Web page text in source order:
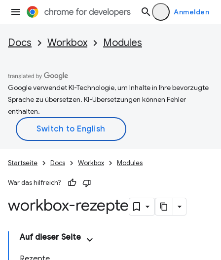
Anmelden
Docs Workbox Modules
Google verwendet KI-Technologie, um Inhalte in Ihre bevorzugte
Sprache zu übersetzen. KI-Übersetzungen können Fehler
enthalten.
Startseite Docs Workbox Modules
War das hilfreich?
workbox-rezepte
Auf dieser Seite